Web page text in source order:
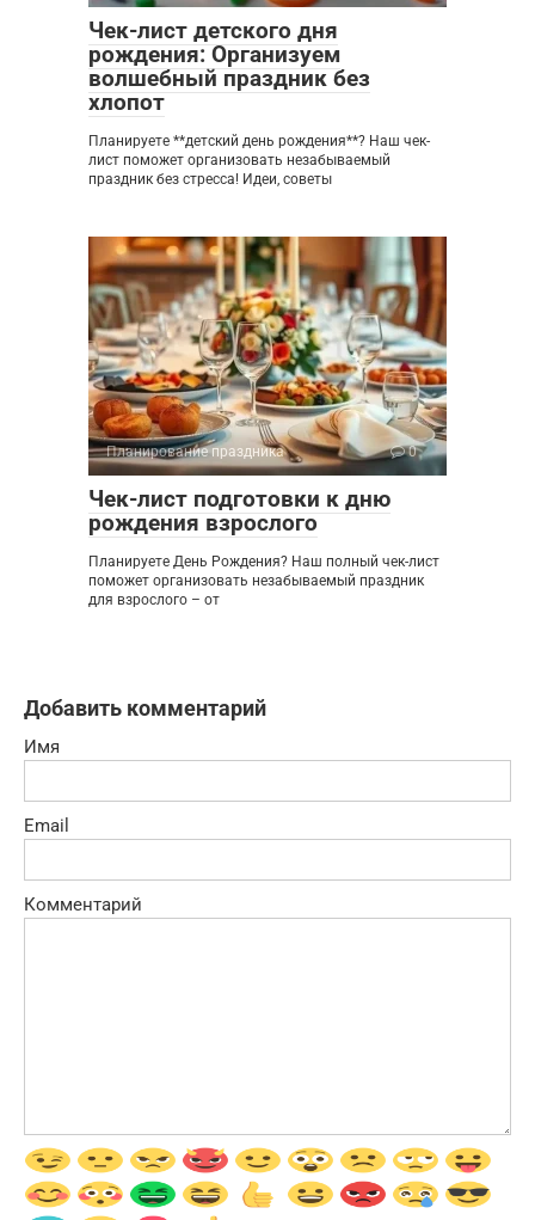
Чек-лист детского дня
рождения: Организуем
волшебный праздник без
хлопот
Планируете **детский день рождения**? Наш чек-
лист поможет организовать незабываемый
праздник без стресса! Идеи, советы
Планирование праздника 0
Чек-лист подготовки к дню
рождения взрослого
Планируете День Рождения? Наш полный чек-лист
поможет организовать незабываемый праздник
для взрослого – от
Добавить комментарий
Имя
Email
Комментарий